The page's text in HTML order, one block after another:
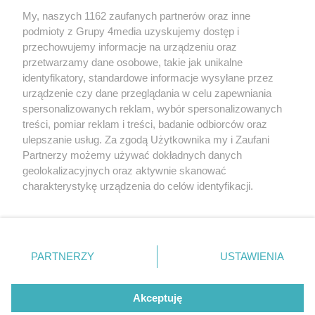
porozumienie, które ma ułatwić
im wejście w samodzielne, dorosłe
życie.
REKLAMA
Reklama Kontakt
Informacja o Nadawcy
Szukaj
My, naszych 1162 zaufanych partnerów oraz inne
podmioty z Grupy 4media uzyskujemy dostęp i
przechowujemy informacje na urządzeniu oraz
przetwarzamy dane osobowe, takie jak unikalne
identyfikatory, standardowe informacje wysyłane przez
urządzenie czy dane przeglądania w celu zapewniania
spersonalizowanych reklam, wybór spersonalizowanych
treści, pomiar reklam i treści, badanie odbiorców oraz
ulepszanie usług. Za zgodą Użytkownika my i Zaufani
Partnerzy możemy używać dokładnych danych
geolokalizacyjnych oraz aktywnie skanować
charakterystykę urządzenia do celów identyfikacji.
zmienić/wycofać klikając przycisk ustawień prywatności
znajdujący się w lewym dolnym rogu strony
. Niektóre
użytkownika, ale masz prawo sprzeciwić się takiemu
przetwarzaniu. Preferencje będą miały zastosowania tylko
PARTNERZY USTAWIENIA
Akceptuję